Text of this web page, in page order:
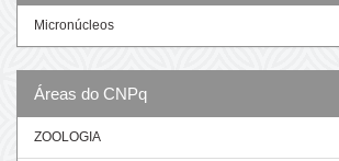
Micronúcleos
Áreas do CNPq
ZOOLOGIA